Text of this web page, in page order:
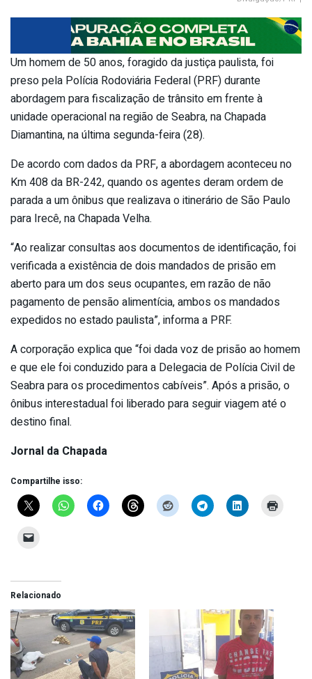
Um homem de 50 anos, foragido da justiça paulista, foi
preso pela Polícia Rodoviária Federal (PRF) durante
abordagem para fiscalização de trânsito em frente à
unidade operacional na região de Seabra, na Chapada
Diamantina, na última segunda-feira (28).
De acordo com dados da PRF, a abordagem aconteceu no
Km 408 da BR-242, quando os agentes deram ordem de
parada a um ônibus que realizava o itinerário de São Paulo
para Irecê, na Chapada Velha.
“Ao realizar consultas aos documentos de identificação, foi
verificada a existência de dois mandados de prisão em
aberto para um dos seus ocupantes, em razão de não
pagamento de pensão alimentícia, ambos os mandados
expedidos no estado paulista”, informa a PRF.
A corporação explica que “foi dada voz de prisão ao homem
e que ele foi conduzido para a Delegacia de Polícia Civil de
Seabra para os procedimentos cabíveis”. Após a prisão, o
ônibus interestadual foi liberado para seguir viagem até o
destino final.
Jornal da Chapada
Compartilhe isso:
Relacionado